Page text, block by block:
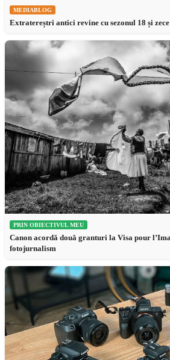
MEDIABLOG
Extratereștri antici revine cu sezonul 18 și
PRIN OBIECTIVUL MEU
Canon acordă două granturi la Visa pour
fotojurnalism